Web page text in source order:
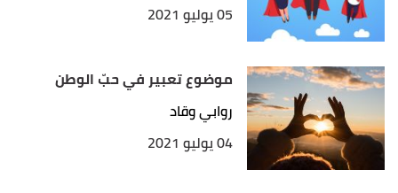
05 يوليو 2021
موضوع تعبير في حبّ الوطن
روابي وقاد
04 يوليو 2021